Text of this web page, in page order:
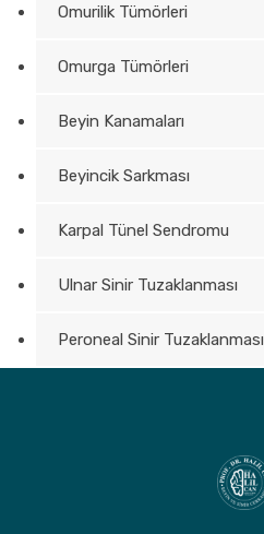
Omurilik Tümörleri
Omurga Tümörleri
Beyin Kanamaları
Beyincik Sarkması
Karpal Tünel Sendromu
Ulnar Sinir Tuzaklanması
Peroneal Sinir Tuzaklanması